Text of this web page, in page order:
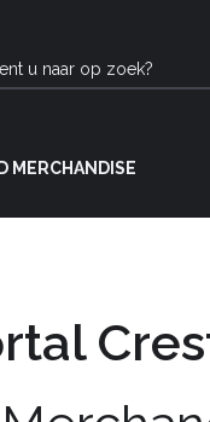
MERCHANDISE